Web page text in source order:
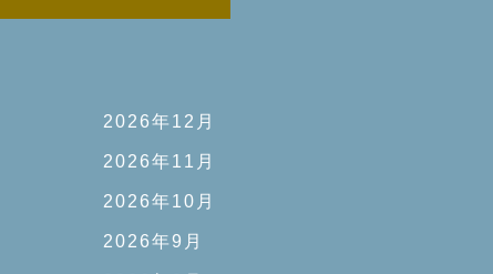
2026年12月
2026年11月
2026年10月
2026年9月